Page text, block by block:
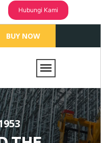
Hubungi Kami